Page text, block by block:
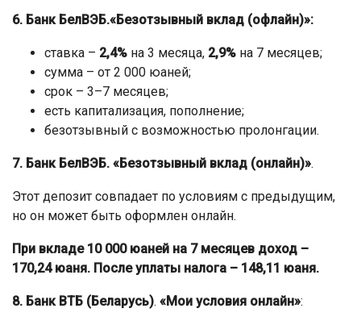
6. Банк БелВЭБ.«Безотзывный вклад (офлайн)»:
ставка – 2,4% на 3 месяца, 2,9% на 7 месяцев;
сумма – от 2 000 юаней;
срок – 3–7 месяцев;
есть капитализация, пополнение;
безотзывный с возможностью пролонгации.
7. Банк БелВЭБ. «Безотзывный вклад (онлайн)».
Этот депозит совпадает по условиям с предыдущим,
но он может быть оформлен онлайн.
При вкладе 10 000 юаней на 7 месяцев доход –
170,24 юаня. После уплаты налога – 148,11 юаня.
8. Банк ВТБ (Беларусь). «Мои условия онлайн»: